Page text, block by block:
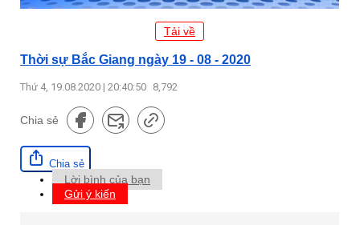
Tải về
Thời sự Bắc Giang ngày 19 - 08 - 2020
Thứ 4, 19.08.2020 | 20:40:50 8,792
Chia sẻ
Chia sẻ
Lời bình của bạn
Gửi ý kiến